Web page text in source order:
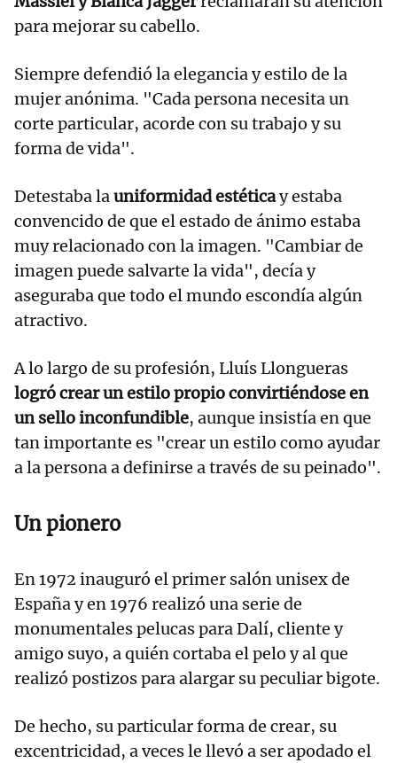
para mejorar su cabello.
Siempre defendió la elegancia y estilo de la
mujer anónima. "Cada persona necesita un
corte particular, acorde con su trabajo y su
forma de vida".
Detestaba launiformidad estéticay estaba
convencido de que el estado de ánimo estaba
muy relacionado con la imagen. "Cambiar de
imagen puede salvarte la vida", decía y
aseguraba que todo el mundo escondía algún
atractivo.
A lo largo de su profesión, Lluís Llongueras
logró crear un estilo propio convirtiéndose en
un sello inconfundible, aunque insistía en que
tan importante es "crear un estilo como ayudar
a la persona a definirse a través de su peinado".
Un pionero
En 1972 inauguró el primer salón unisex de
España y en 1976 realizó una serie de
monumentales pelucas para Dalí, cliente y
amigo suyo, a quién cortaba el pelo y al que
realizó postizos para alargar su peculiar bigote.
De hecho, su particular forma de crear, su
excentricidad, a veces le llevó a ser apodado el